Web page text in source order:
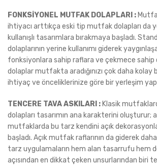
FONKSİYONEL MUTFAK DOLAPLARI :
ihtiyacı arttıkça eski tip mutfak dolapları da
kullanışlı tasarımlara bırakmaya başladı.
dolaplarının yerine kullanımı giderek
fonksiyonlara sahip raflara ve çekmece sahip
dolaplar mutfakta aradığınızı çok daha kolay
ihtiyaç ve önceliklerinize göre bir yerleşim
TENCERE TAVA ASKILARI : Klasik
dolapları tasarımın ana karakterini oluşturur;
mutfaklarda bu tarz kendini açık
başladı. Açık mutfak raflarının da giderek
tarz uygulamaların hem alan tasarrufu hem de
açısından en dikkat çeken unsurlarından biri